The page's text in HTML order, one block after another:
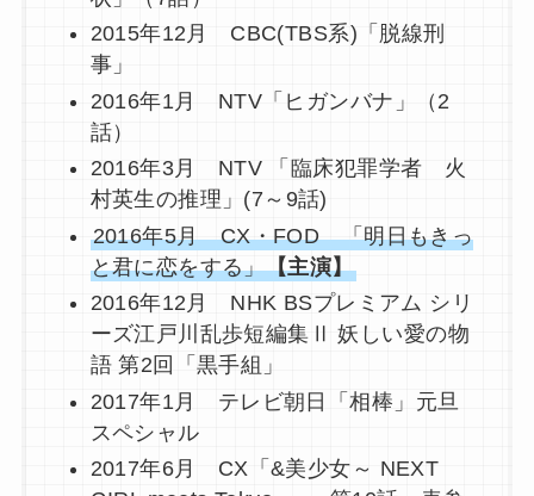
2015年12月 CBC(TBS系)「脱線刑
事」
2016年1月 NTV「ヒガンバナ」（2
話）
2016年3月 NTV 「臨床犯罪学者 火
村英生の推理」(7～9話)
2016年5月 CX・FOD 「明日もきっ
と君に恋をする」【主演】
2016年12月 NHK BSプレミアム シリ
ーズ江戸川乱歩短編集Ⅱ 妖しい愛の物
語 第2回「黒手組」
2017年1月 テレビ朝日「相棒」元旦
スペシャル
2017年6月 CX「&美少女～ NEXT